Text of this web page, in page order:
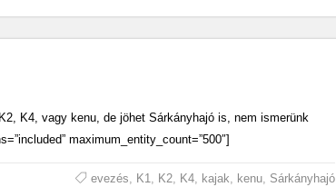
K4, vagy kenu, de jöhet Sárkányhajó is, nem ismerünk
maximum_entity_count=”500″]
evezés, K1, K2, K4, kajak, kenu, Sárkányhajó